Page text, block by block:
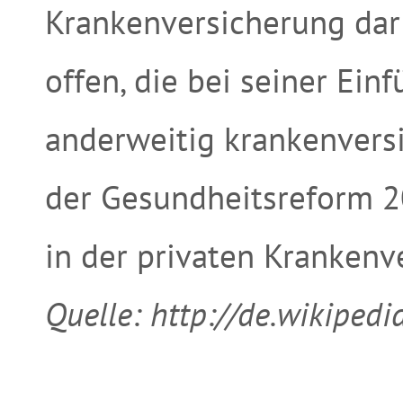
Krankenversicherung
offen, die bei seiner
anderweitig
der Gesundheitsreform
in der privaten
Quelle: http://